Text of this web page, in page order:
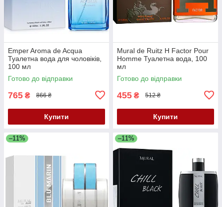
Emper Aroma de Acqua
Туалетна вода для чоловіків,
100 мл
Готово до відправки
765 ₴ 866 ₴
Купити
Mural de Ruitz H Factor Pour
Homme Туалетна вода, 100
мл
Готово до відправки
455 ₴ 512 ₴
Купити
–11% –11%